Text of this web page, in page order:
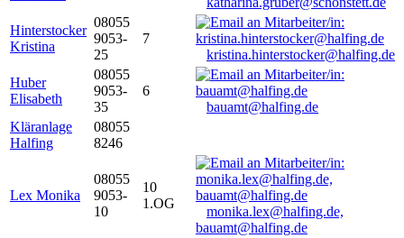
Hinterstocker
Kristina
08055
9053-
25
7
kristina.hinterstocker@halfing.de
Huber
Elisabeth
08055
9053-
35
6
bauamt@halfing.de
Kläranlage
Halfing
08055
8246
Lex Monika
08055
9053-
10
10
1.OG
monika.lex@halfing.de,
bauamt@halfing.de